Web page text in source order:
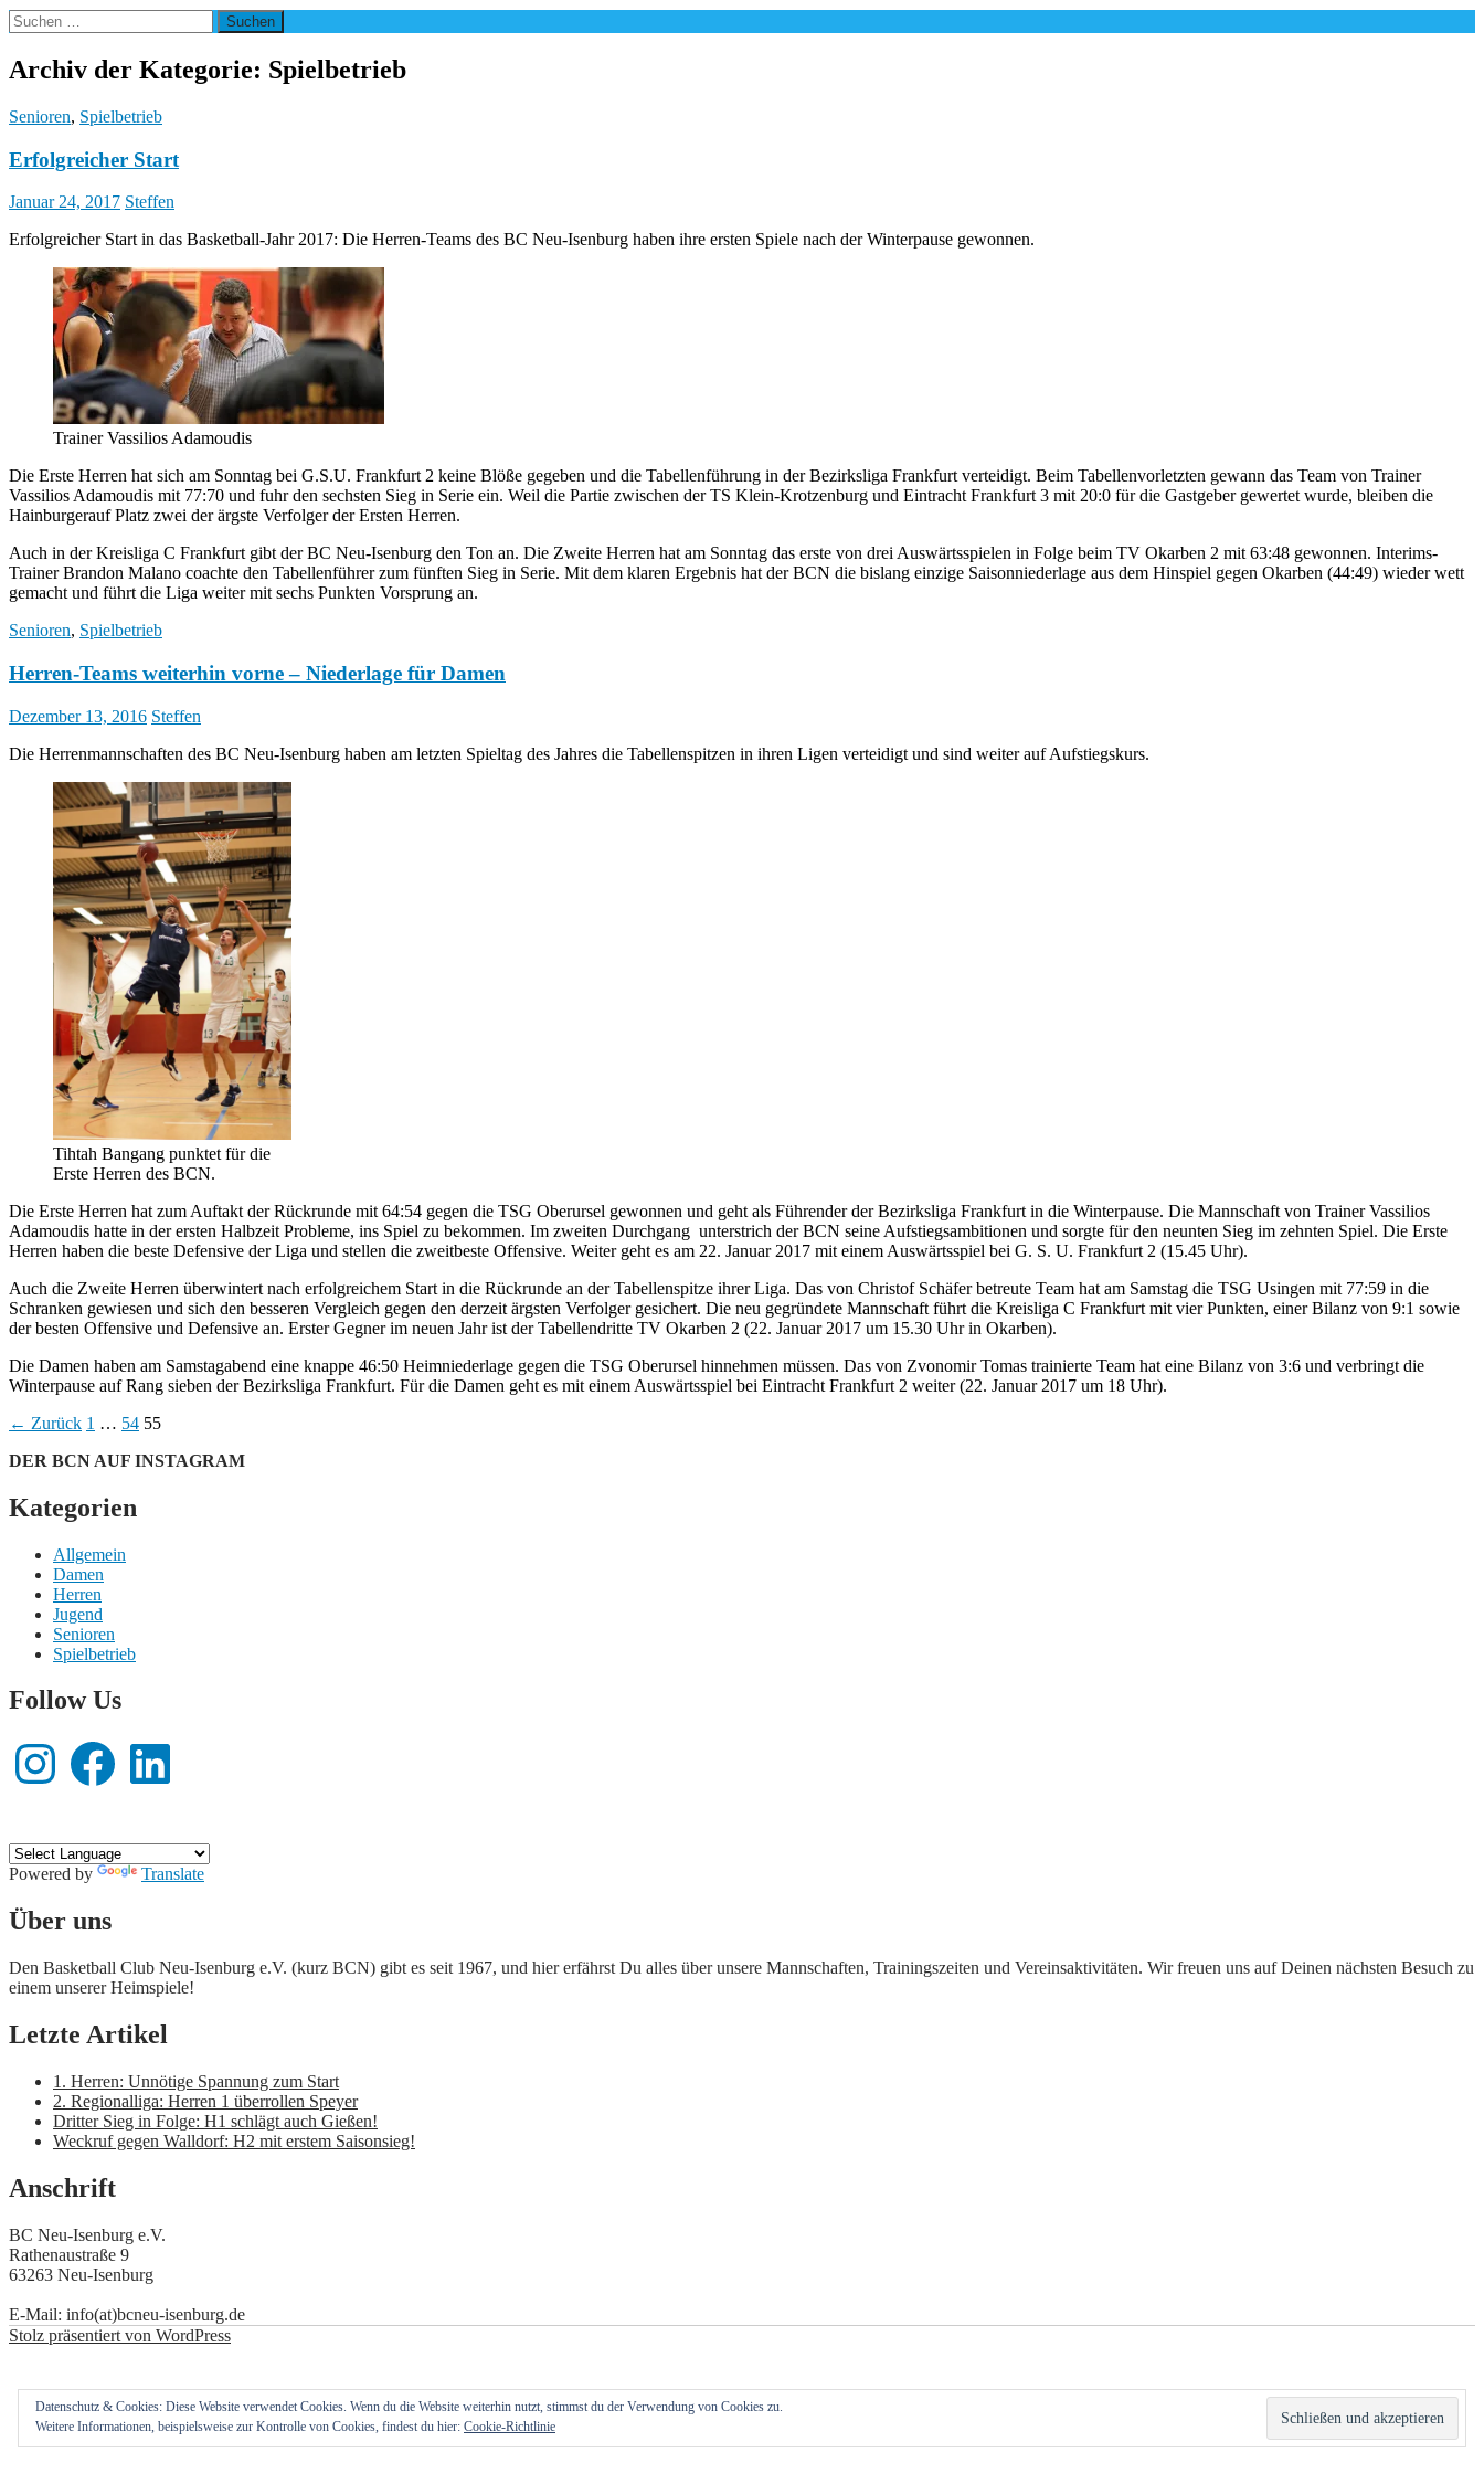
Suchen
nach:
Archiv der Kategorie: Spielbetrieb
Senioren, Spielbetrieb
Erfolgreicher Start
Januar 24, 2017 Steffen
Erfolgreicher Start in das Basketball-Jahr 2017: Die Herren-Teams des BC Neu-Isenburg haben ihre ersten Spiele nach der Winterpause gewonnen.
Trainer Vassilios Adamoudis
Die Erste Herren hat sich am Sonntag bei G.S.U. Frankfurt 2 keine Blöße gegeben und die Tabellenführung in der Bezirksliga Frankfurt verteidigt. Beim Tabellenvorletzten gewann das Team von Trainer
Vassilios Adamoudis mit 77:70 und fuhr den sechsten Sieg in Serie ein. Weil die Partie zwischen der TS Klein-Krotzenburg und Eintracht Frankfurt 3 mit 20:0 für die Gastgeber gewertet wurde, bleiben die
Hainburgerauf Platz zwei der ärgste Verfolger der Ersten Herren.
Auch in der Kreisliga C Frankfurt gibt der BC Neu-Isenburg den Ton an. Die Zweite Herren hat am Sonntag das erste von drei Auswärtsspielen in Folge beim TV Okarben 2 mit 63:48 gewonnen. Interims-
Trainer Brandon Malano coachte den Tabellenführer zum fünften Sieg in Serie. Mit dem klaren Ergebnis hat der BCN die bislang einzige Saisonniederlage aus dem Hinspiel gegen Okarben (44:49) wieder wett
gemacht und führt die Liga weiter mit sechs Punkten Vorsprung an.
Senioren, Spielbetrieb
Herren-Teams weiterhin vorne – Niederlage für Damen
Dezember 13, 2016 Steffen
Die Herrenmannschaften des BC Neu-Isenburg haben am letzten Spieltag des Jahres die Tabellenspitzen in ihren Ligen verteidigt und sind weiter auf Aufstiegskurs.
Tihtah Bangang punktet für die
Erste Herren des BCN.
Die Erste Herren hat zum Auftakt der Rückrunde mit 64:54 gegen die TSG Oberursel gewonnen und geht als Führender der Bezirksliga Frankfurt in die Winterpause. Die Mannschaft von Trainer Vassilios
Adamoudis hatte in der ersten Halbzeit Probleme, ins Spiel zu bekommen. Im zweiten Durchgang unterstrich der BCN seine Aufstiegsambitionen und sorgte für den neunten Sieg im zehnten Spiel. Die Erste
Herren haben die beste Defensive der Liga und stellen die zweitbeste Offensive. Weiter geht es am 22. Januar 2017 mit einem Auswärtsspiel bei G. S. U. Frankfurt 2 (15.45 Uhr).
Auch die Zweite Herren überwintert nach erfolgreichem Start in die Rückrunde an der Tabellenspitze ihrer Liga. Das von Christof Schäfer betreute Team hat am Samstag die TSG Usingen mit 77:59 in die
Schranken gewiesen und sich den besseren Vergleich gegen den derzeit ärgsten Verfolger gesichert. Die neu gegründete Mannschaft führt die Kreisliga C Frankfurt mit vier Punkten, einer Bilanz von 9:1 sowie
der besten Offensive und Defensive an. Erster Gegner im neuen Jahr ist der Tabellendritte TV Okarben 2 (22. Januar 2017 um 15.30 Uhr in Okarben).
Die Damen haben am Samstagabend eine knappe 46:50 Heimniederlage gegen die TSG Oberursel hinnehmen müssen. Das von Zvonomir Tomas trainierte Team hat eine Bilanz von 3:6 und verbringt die
Winterpause auf Rang sieben der Bezirksliga Frankfurt. Für die Damen geht es mit einem Auswärtsspiel bei Eintracht Frankfurt 2 weiter (22. Januar 2017 um 18 Uhr).
Beitragsnavigation
← Zurück 1 … 54 55
DER BCN AUF INSTAGRAM
Kategorien
Allgemein
Damen
Herren
Jugend
Senioren
Spielbetrieb
Follow Us
Instagram FacebookLinkedIn
Powered by Translate
Hier wird Basketball gespielt!
Über uns
Den Basketball Club Neu-Isenburg e.V. (kurz BCN) gibt es seit 1967, und hier erfährst Du alles über unsere Mannschaften, Trainingszeiten und Vereinsaktivitäten. Wir freuen uns auf Deinen nächsten Besuch zu
einem unserer Heimspiele!
Letzte Artikel
1. Herren: Unnötige Spannung zum Start
2. Regionalliga: Herren 1 überrollen Speyer
Dritter Sieg in Folge: H1 schlägt auch Gießen!
Weckruf gegen Walldorf: H2 mit erstem Saisonsieg!
Anschrift
BC Neu-Isenburg e.V.
Rathenaustraße 9
63263 Neu-Isenburg
E-Mail: info(at)bcneu-isenburg.de
Stolz präsentiert von WordPress
Datenschutz & Cookies: Diese Website verwendet Cookies. Wenn du die Website weiterhin nutzt, stimmst du der Verwendung von Cookies zu.
Weitere Informationen, beispielsweise zur Kontrolle von Cookies, findest du hier: Cookie-Richtlinie